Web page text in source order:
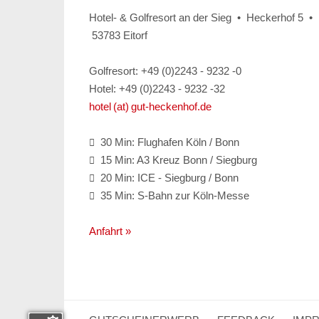
Hotel- & Golfresort an der Sieg • Heckerhof 5 •
53783 Eitorf
Golfresort: +49 (0)2243 - 9232 -0
Hotel: +49 (0)2243 - 9232 -32
hotel (at) gut-heckenhof.de
 30 Min: Flughafen Köln / Bonn
 15 Min: A3 Kreuz Bonn / Siegburg
 20 Min: ICE - Siegburg / Bonn
 35 Min: S-Bahn zur Köln-Messe
Anfahrt »